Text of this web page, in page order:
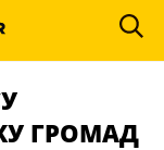
ГРОМАД